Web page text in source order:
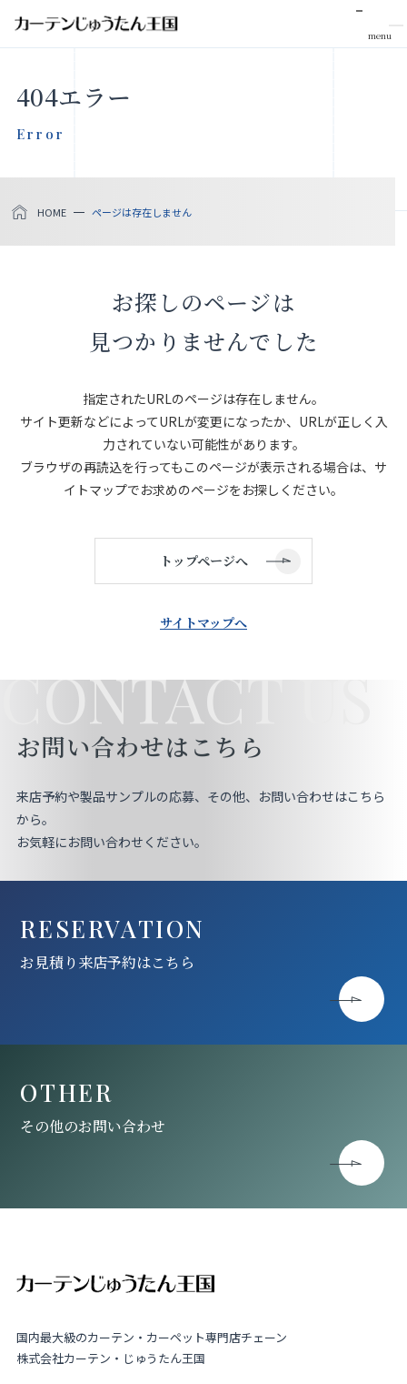
menu
お知らせ
社会貢献活動
店舗をさがす
私たちのこだわり
お役立ち情報
お問い合わせ
お気に入りリスト
404エラー
Error
HOME ページは存在しません
お探しのページは
見つかりませんでした
指定されたURLのページは存在しません。
サイト更新などによってURLが変更になったか、URLが正しく入
力されていない可能性があります。
ブラウザの再読込を行ってもこのページが表示される場合は、サ
イトマップでお求めのページをお探しください。
トップページへ
サイトマップへ
CONTACT US
お問い合わせはこちら
来店予約や製品サンプルの応募、その他、お問い合わせはこちら
から。
お気軽にお問い合わせください。
RESERVATION
お見積り来店予約はこちら
OTHER
その他のお問い合わせ
国内最大級のカーテン・カーペット専門店チェーン
株式会社カーテン・じゅうたん王国